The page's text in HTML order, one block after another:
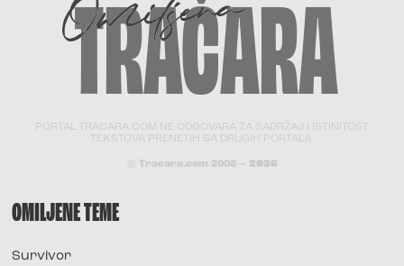
PORTAL TRACARA.COM NE ODGOVARA ZA SADRŽAJ I ISTINITOST
TEKSTOVA PRENETIH SA DRUGIH PORTALA.
© Tracara.com 2008 – 2026
OMILJENE TEME
Survivor